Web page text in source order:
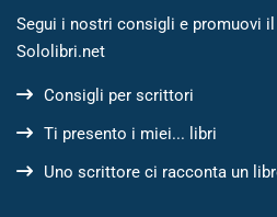
Segui i nostri consigli e promuovi
Sololibri.net
Consigli per scrittori
Ti presento i miei... libri
Uno scrittore ci racconta un